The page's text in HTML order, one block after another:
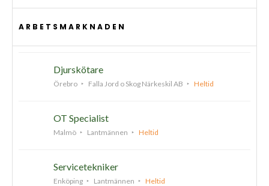
ARBETSMARKNADEN
Djurskötare
Örebro Falla Jord o Skog Närkeskil AB Heltid
OT Specialist
Malmö Lantmännen Heltid
Servicetekniker
Enköping Lantmännen Heltid